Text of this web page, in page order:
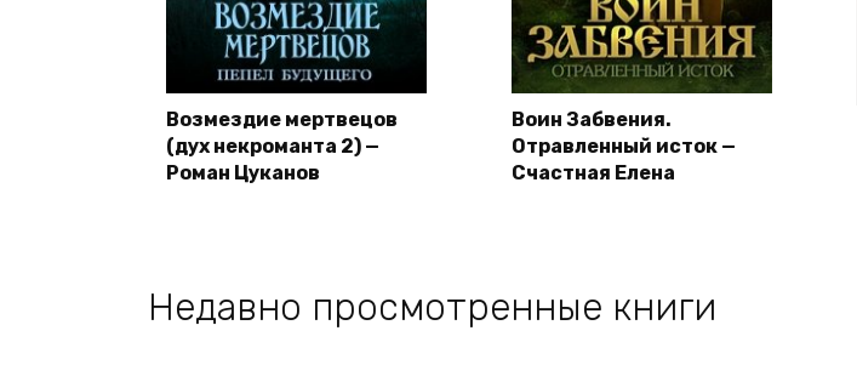
Возмездие мертвецов
(дух некроманта 2) —
Роман Цуканов
Воин Забвения.
Отравленный исток —
Счастная Елена
Недавно просмотренные книги